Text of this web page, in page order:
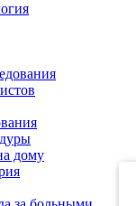
дому